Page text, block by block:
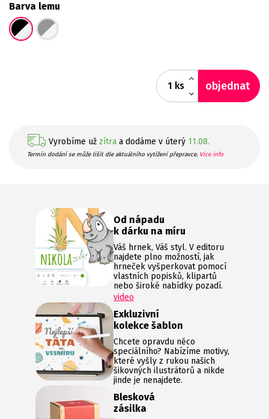
Barva lemu
ks objednat
Vyrobíme už zítra a dodáme v úterý 11.08.
Termín dodání se může lišit dle aktuálního vytížení přepravce. Více info
Od nápadu
k dárku na míru
Váš hrnek, Váš styl. V editoru
najdete plno možností, jak
hrneček vyšperkovat pomocí
vlastních popisků, klipartů
nebo široké nabídky pozadí.
video
Exkluzivní
kolekce šablon
Chcete opravdu něco
speciálního? Nabízíme motivy,
které vyšly z rukou našich
šikovných ilustrátorů a nikde
jinde je nenajdete.
Blesková
zásilka